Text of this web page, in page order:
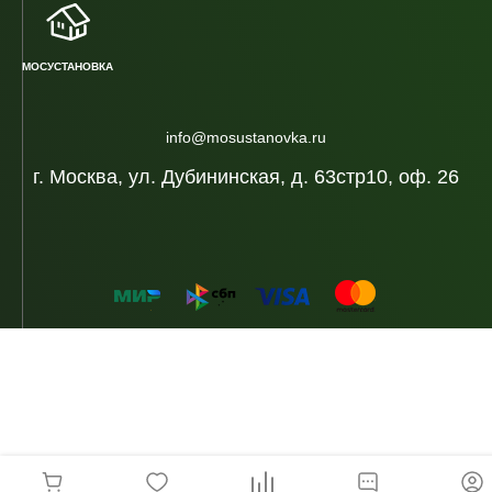
г. Москва, ул. Дубининская, д. 63стр10, оф. 26
info@mosustanovka.ru
МОСУСТАНОВКА